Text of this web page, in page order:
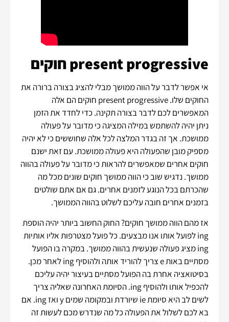
present progressive חוקים
אי אפשר לדבר על הווה ממושך מבלי להציג בצורה ברורה את
החוקים שלו. present progressive חוקים הם אלה
המאפשרים לכם לדבר בצורה תקינה. כדי לחדד את הזמן
ניתן יהיה להשתמש במילה המציגה כי מדובר על פעולה
ממושכת. אך זה בגדר המלצה לכל אלה שחוששים כי לא יהיה
מספיק מובן שהפעולה היא פעולה ממושכת. עם זאת ישנם
חוקים אחרים שמאפשרים להראות כי מדובר על פעולה בהווה
ממושך. נדגיש שוב כי הווה ממושך חוקים שונים מכל מה
שהכרתם בכל הנוגע לזמנים אחרים. גם אם אתם שולטים
בזמנים אחרים חובה עליכם לשלוט בהווה הממושך.
אז מהם הווה ממושך חוקים? החוק החשוב ביותר יהיה הוספת
ing לפועל אותו אנו מבצעים. כל פועל מצטרפות אליו אותיות
ing מציג פעולה שנעשית בהווה ממושך. במקרה בו הפועל
מסתיים באות e צריך להוריד אותה ולהוסיף ing לאחר מכן.
בסיטואציה אחרת בה הפועל מסתיים בעיצור יהיה עליכם
להכפיל אותו ולהוסיף ing. הסיומת האחרונה שאליה צריך
לשים לב היא סיומת ie שיורדת ובמקומה שמים y ואז ing. אם
בא לכם לשלול את הפעולה כל מה שנדרש מכם לעשות זה